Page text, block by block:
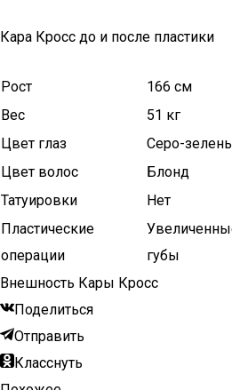
Кара Кросс до и после пластики
Рост
166 см
Вес
51 кг
Цвет глаз
Серо-
Цвет волос
Блонд
Татуировки
Нет
Пластические
операции
губы
Внешность Кары Кросс
Поделиться
Отправить
Класснуть